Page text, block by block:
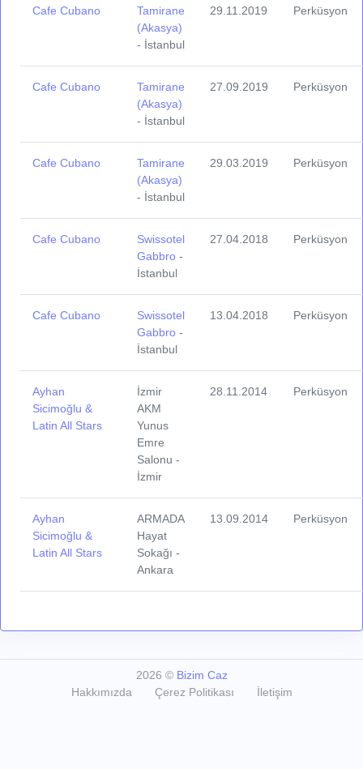
Cafe Cubano
Tamirane
(Akasya)
- İstanbul
29.11.2019 Perküsyon
Cafe Cubano
Tamirane
(Akasya)
- İstanbul
27.09.2019 Perküsyon
Cafe Cubano
Tamirane
(Akasya)
- İstanbul
29.03.2019 Perküsyon
Cafe Cubano
Swissotel
Gabbro -
İstanbul
27.04.2018 Perküsyon
Cafe Cubano
Swissotel
Gabbro -
İstanbul
13.04.2018 Perküsyon
Ayhan
Sicimoğlu &
Latin All Stars
İzmir
AKM
Yunus
Emre
Salonu -
İzmir
28.11.2014 Perküsyon
Ayhan
Sicimoğlu &
Latin All Stars
ARMADA
Hayat
Sokağı -
Ankara
13.09.2014 Perküsyon
2026 © Bizim Caz
Hakkımızda
Çerez Politikası İletişim